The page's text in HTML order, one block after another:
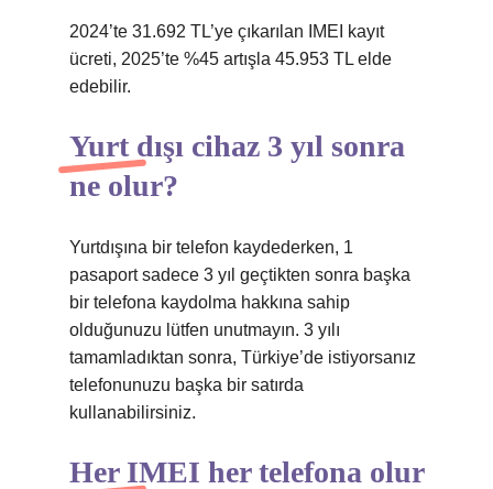
2024’te 31.692 TL’ye çıkarılan IMEI kayıt
ücreti, 2025’te %45 artışla 45.953 TL elde
edebilir.
Yurt dışı cihaz 3 yıl sonra
ne olur?
Yurtdışına bir telefon kaydederken, 1
pasaport sadece 3 yıl geçtikten sonra başka
bir telefona kaydolma hakkına sahip
olduğunuzu lütfen unutmayın. 3 yılı
tamamladıktan sonra, Türkiye’de istiyorsanız
telefonunuzu başka bir satırda
kullanabilirsiniz.
Her IMEI her telefona olur